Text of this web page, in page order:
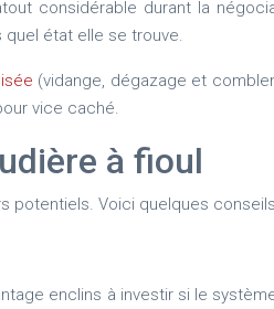
considérable durant la
état elle se trouve.
(vidange, dégazage et
vice caché.
à fioul
potentiels. Voici quelques
enclins à investir si le